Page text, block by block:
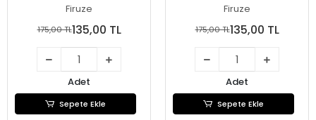
Firuze
175,00 TL135,00 TL
Adet
Sepete Ekle
Firuze
175,00 TL135,00 TL
Adet
Sepete Ekle